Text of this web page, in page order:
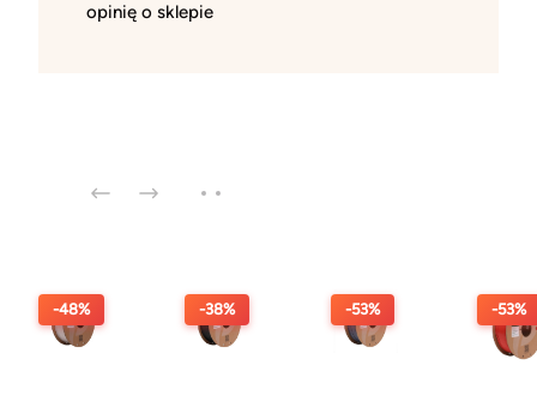
opinię o sklepie
-48% -38% -53% -53%